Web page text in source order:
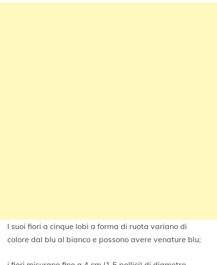
I suoi fiori a cinque lobi a forma di ruota variano di
colore dal blu al bianco e possono avere venature blu;